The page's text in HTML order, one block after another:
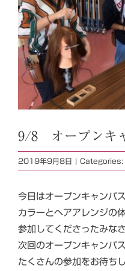
9/8 オープンキ
2019年9月8日 | Categories:
今日はオープンキャンパ
カラーとヘアアレンジの
参加してくださったみな
次回のオープンキャンパ
たくさんの参加をお待ち